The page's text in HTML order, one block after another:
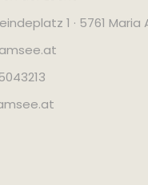
1 · 5761 Maria